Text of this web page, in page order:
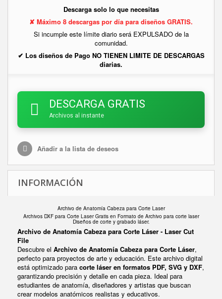
Descarga solo lo que necesitas
✘ Máximo 8 descargas por día para diseños GRATIS.
Si incumple este límite diario será EXPULSADO de la
comunidad.
✔ Los diseños de Pago NO TIENEN LIMITE DE DESCARGAS
diarias.
DESCARGA GRATIS
Archivos al instante
Añadir a la lista de deseos
INFORMACIÓN
Archivo de Anatomía Cabeza para Corte Laser
Archivos DXF para Corte Laser Gratis en Formato de Archivo para corte laser
Diseños de corte y grabado láser.
Archivo de Anatomía Cabeza para Corte Láser - Laser Cut
File
Descubre el Archivo de Anatomía Cabeza para Corte Láser,
perfecto para proyectos de arte y educación. Este archivo digital
está optimizado para corte láser en formatos PDF, SVG y DXF,
garantizando precisión y detalle en cada pieza. Ideal para
estudiantes de anatomía, diseñadores y artistas que buscan
crear modelos anatómicos realistas y educativos.